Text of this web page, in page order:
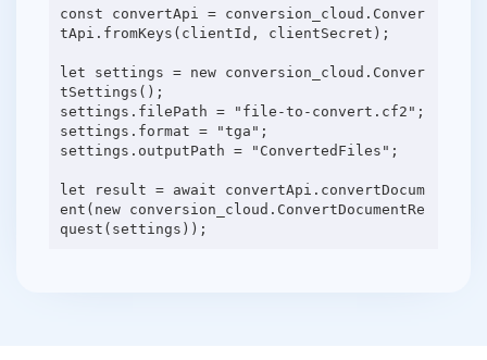
const convertApi = conversion_cloud.Conver
tApi.fromKeys(clientId, clientSecret);
let settings = new conversion_cloud.Conver
tSettings();
settings.filePath = "file-to-convert.cf2";
settings.format = "tga";
settings.outputPath = "ConvertedFiles";
let result = await convertApi.convertDocum
ent(new conversion_cloud.ConvertDocumentRe